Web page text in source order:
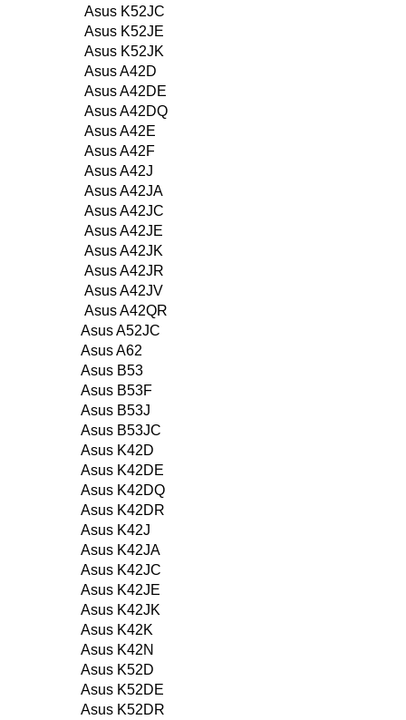
Asus K52JC
Asus K52JE
Asus K52JK
Asus A42D
Asus A42DE
Asus A42DQ
Asus A42E
Asus A42F
Asus A42J
Asus A42JA
Asus A42JC
Asus A42JE
Asus A42JK
Asus A42JR
Asus A42JV
Asus A42QR
Asus A52JC
Asus A62
Asus B53
Asus B53F
Asus B53J
Asus B53JC
Asus K42D
Asus K42DE
Asus K42DQ
Asus K42DR
Asus K42J
Asus K42JA
Asus K42JC
Asus K42JE
Asus K42JK
Asus K42K
Asus K42N
Asus K52D
Asus K52DE
Asus K52DR